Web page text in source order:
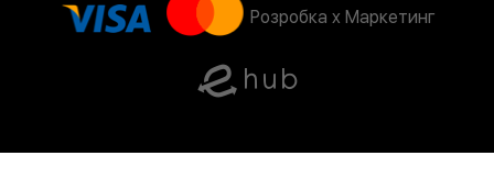
Розробка x Маркетинг